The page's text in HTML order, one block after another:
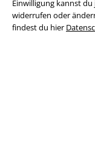
Einwilligung kannst
widerrufen oder
findest du hier
Datenschutz